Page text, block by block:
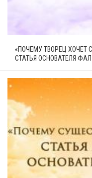
«ПОЧЕМУ ТВОРЕЦ ХОЧЕТ
СТАТЬЯ ОСНОВАТЕЛЯ